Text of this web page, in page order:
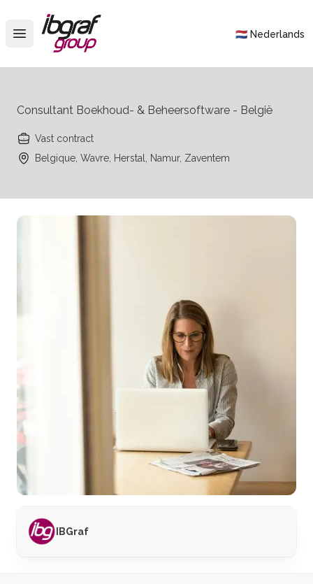
Open main menu
IBGraf Group
🇳🇱 Nederlands
Consultant Boekhoud- & Beheersoftware - België
Vast contract
Belgique, Wavre, Herstal, Namur, Zaventem
IBGraf